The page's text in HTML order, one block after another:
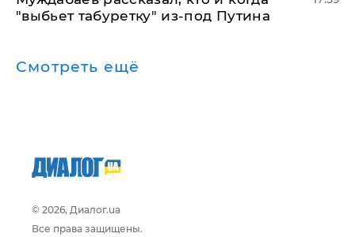
"выбьет табуретку" из-под Путина
Смотреть ещё
© 2026, Диалог.ua
Все права защищены.